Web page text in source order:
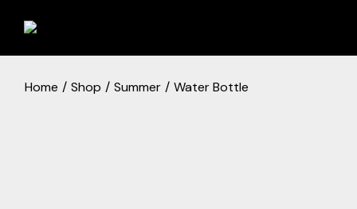
Home Shop Summer Water Bottle